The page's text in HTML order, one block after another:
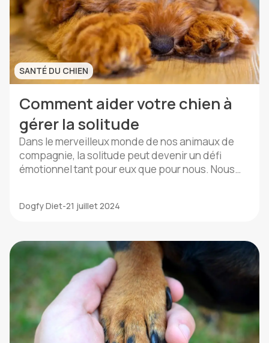
SANTÉ DU CHIEN
Comment aider votre chien à
gérer la solitude
Dans le merveilleux monde de nos animaux de
compagnie, la solitude peut devenir un défi
émotionnel tant pour eux que pour nous. Nous
parfois les responsabilités et les engagements
Heureusement, il […]
Dogfy Diet-21 juillet 2024